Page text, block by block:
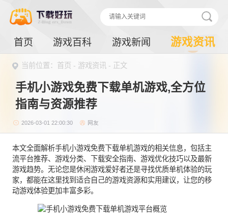
首页 游戏百科 游戏新闻 游戏资讯
当前位置： 首页 - 游戏资讯 - 正文
手机小游戏免费下载单机游戏,全方位
指南与资源推荐
2026-03-01 22:00:30 网友
本文全面解析手机小游戏免费下载单机游戏的相关信息，包括主
流平台推荐、游戏分类、下载安全指南、游戏优化技巧以及最新
游戏趋势。无论您是休闲游戏爱好者还是寻找优质单机体验的玩
家，都能在这里找到适合自己的游戏资源和实用建议，让您的移
动游戏体验更加丰富多彩。